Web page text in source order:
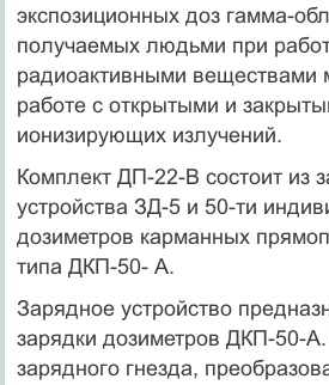
экспозиционных доз гамма-
получаемых людьми при
радиоактивными веществами
работе с открытыми и
ионизирующих излучений.
Комплект ДП-22-В состоит из
устройства ЗД-5 и 50-ти
дозиметров карманных
типа ДКП-50- А.
Зарядное устройство
зарядки дозиметров ДКП-50-
зарядного гнезда,